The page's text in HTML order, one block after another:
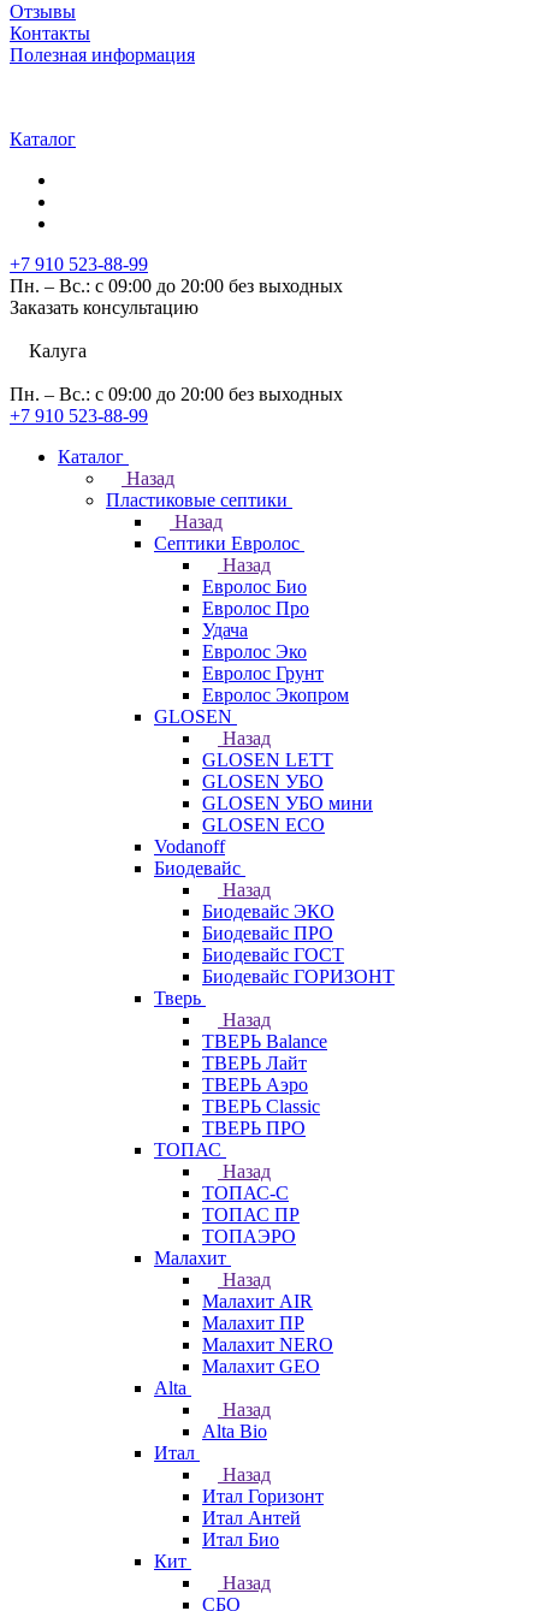
Отзывы
Контакты
Полезная информация
Каталог
+7 910 523-88-99
Пн. – Вс.: с 09:00 до 20:00 без выходных
Заказать консультацию
Калуга
Пн. – Вс.: с 09:00 до 20:00 без выходных
+7 910 523-88-99
Каталог
Назад
Пластиковые септики
Назад
Септики Евролос
Назад
Евролос Био
Евролос Про
Удача
Евролос Эко
Евролос Грунт
Евролос Экопром
GLOSEN
Назад
GLOSEN LETT
GLOSEN УБО
GLOSEN УБО мини
GLOSEN ECO
Vodanoff
Биодевайс
Назад
Биодевайс ЭКО
Биодевайс ПРО
Биодевайс ГОСТ
Биодевайс ГОРИЗОНТ
Тверь
Назад
ТВЕРЬ Balance
ТВЕРЬ Лайт
ТВЕРЬ Аэро
ТВЕРЬ Classic
ТВЕРЬ ПРО
ТОПАС
Назад
ТОПАС-С
ТОПАС ПР
ТОПАЭРО
Малахит
Назад
Малахит AIR
Малахит ПР
Малахит NERO
Малахит GEO
Alta
Назад
Alta Bio
Итал
Назад
Итал Горизонт
Итал Антей
Итал Био
Кит
Назад
СБО